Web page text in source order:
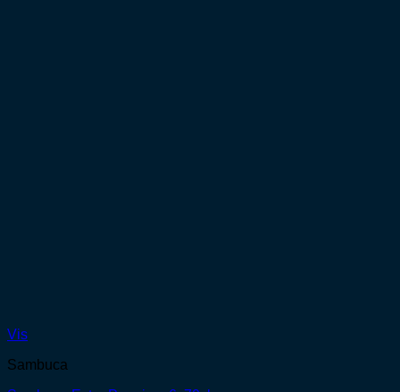
Vis
Sambuca